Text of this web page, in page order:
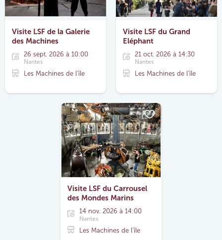
Visite LSF de la Galerie
des Machines
26 sept. 2026 à 10:00
Nantes
Les Machines de l'île
Visite LSF du Grand
Eléphant
21 oct. 2026 à 14:30
Nantes
Les Machines de l'île
Visite LSF du Carrousel
des Mondes Marins
14 nov. 2026 à 14:00
Nantes
Les Machines de l'île